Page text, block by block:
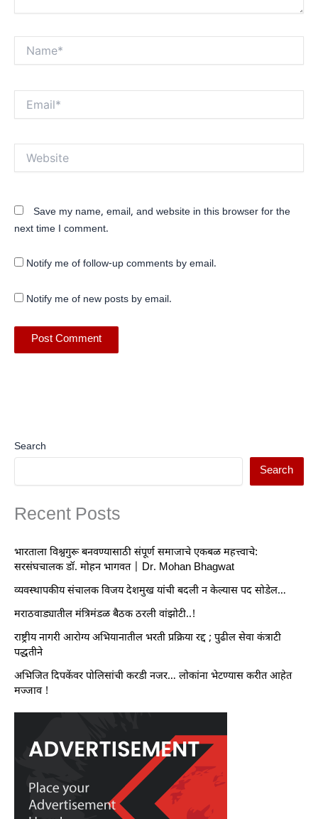
Save my name, email, and website in this browser for the
next time I comment.
Notify me of follow-up comments by email.
Notify me of new posts by email.
Search
Search
Recent Posts
भारताला विश्वगुरू बनवण्यासाठी संपूर्ण समाजाचे एकबळ महत्त्वाचे:
सरसंघचालक डॉ. मोहन भागवत | Dr. Mohan Bhagwat
व्यवस्थापकीय संचालक विजय देशमुख यांची बदली न केल्यास पद सोडेल…
मराठवाड्यातील मंत्रिमंडळ बैठक ठरली वांझोटी..!
राष्ट्रीय नागरी आरोग्य अभियानातील भरती प्रक्रिया रद्द ; पुढील सेवा कंत्राटी
पद्धतीने
अभिजित दिपकेंवर पोलिसांची करडी नजर… लोकांना भेटण्यास करीत आहेत
मज्जाव !